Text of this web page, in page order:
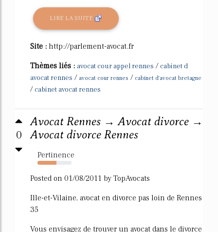
LIRE LA SUITE
Site : http://parlement-avocat.fr
Thèmes liés : avocat cour appel rennes / cabinet d
avocat rennes / avocat cour rennes / cabinet d'avocat bretagne
/ cabinet avocat rennes
0
Avocat Rennes → Avocat divorce →
Avocat divorce Rennes
Pertinence
56%
Posted on 01/08/2011 by TopAvocats
Ille-et-Vilaine, avocat en divorce pas loin de Rennes
35
Vous envisagez de trouver un avocat dans le divorce